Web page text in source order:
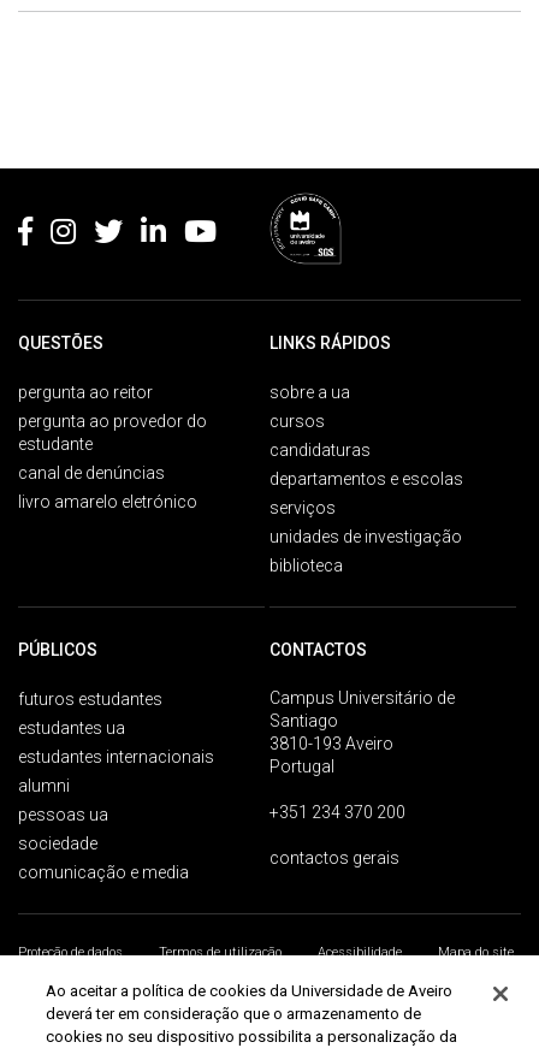
QUESTÕES
pergunta ao reitor
pergunta ao provedor do
estudante
canal de denúncias
livro amarelo eletrónico
LINKS RÁPIDOS
sobre a ua
cursos
candidaturas
departamentos e escolas
serviços
unidades de investigação
biblioteca
PÚBLICOS
futuros estudantes
estudantes ua
estudantes internacionais
alumni
pessoas ua
sociedade
comunicação e media
CONTACTOS
Campus Universitário de
Santiago
3810-193 Aveiro
Portugal
+351 234 370 200
contactos gerais
Proteção de dados Termos de utilização Acessibilidade
Mapa do site
Universidade de Aveiro 2026
Ao aceitar a política de cookies da Universidade de Aveiro
deverá ter em consideração que o armazenamento de
cookies no seu dispositivo possibilita a personalização da